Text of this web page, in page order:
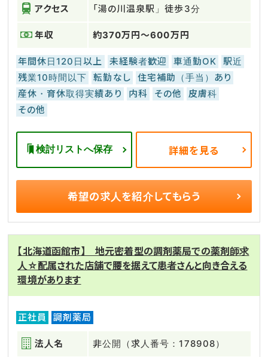
アクセス 「湯の川温泉駅」徒歩3分
年収 約370万円～600万円
年間休日120日以上 未経験者歓迎 車通勤OK
駅近
残業10時間以下
転勤なし
住宅補助（手当）あり
産休・育休取得実績あり
内科 その他
皮膚科
その他
検討リストへ保存 詳細を見る
希望の求人を紹介してもらう
【北海道函館市】 地元密着型の調剤薬局での薬剤師求
人☆配属された店舗で腰を据えて患者さんと向き合える
環境があります
正社員 調剤薬局
法人名 非公開（求人番号：178908）